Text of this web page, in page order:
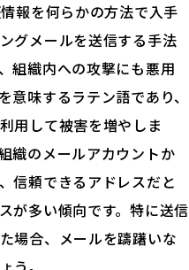
報を何らかの方法で入手
グメールを送信する手法
組織内への攻撃にも悪用
意味するラテン語であり、
用して被害を増やしま
織のメールアカウントか
信頼できるアドレスだと
が多い傾向です。特に送信
場合、メールを躊躇いな